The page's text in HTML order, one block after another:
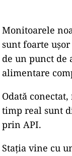
Monitoarele
sunt foarte
de un punct de
alimentare
Odată
timp real sunt
prin API.
Stația vine cu